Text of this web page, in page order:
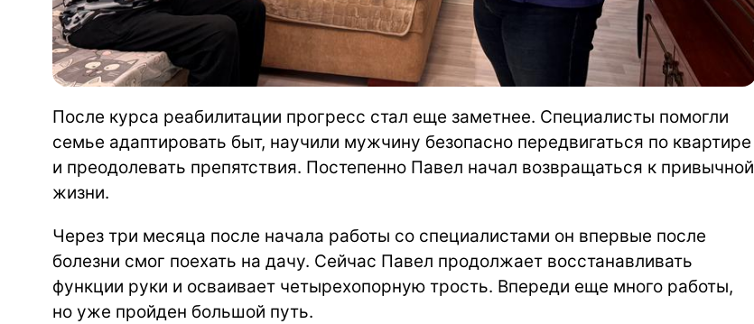
После курса реабилитации прогресс стал еще заметнее. Специалисты помогли
семье адаптировать быт, научили мужчину безопасно передвигаться по квартире
и преодолевать препятствия. Постепенно Павел начал возвращаться к привычной
жизни.
Через три месяца после начала работы со специалистами он впервые после
болезни смог поехать на дачу. Сейчас Павел продолжает восстанавливать
функции руки и осваивает четырехопорную трость. Впереди еще много работы,
но уже пройден большой путь.